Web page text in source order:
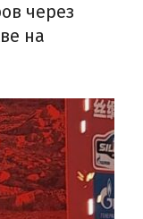
через
на